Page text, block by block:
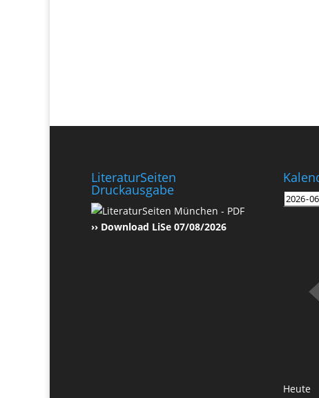
LiteraturSeiten
Druckausgabe
›› Download LiSe 07/08/2026
Heute